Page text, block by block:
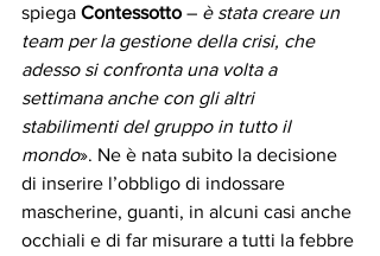
spiega Contessotto – è stata creare un
team per la gestione della crisi, che
adesso si confronta una volta a
settimana anche con gli altri
stabilimenti del gruppo in tutto il
mondo». Ne è nata subito la decisione
di inserire l’obbligo di indossare
mascherine, guanti, in alcuni casi anche
occhiali e di far misurare a tutti la febbre